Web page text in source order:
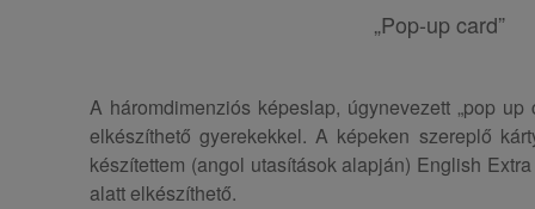
„Pop-up card”
A háromdimenziós képeslap, úgynevezett „pop up
elkészíthető gyerekekkel. A képeken szereplő
készítettem (angol utasítások alapján) English
alatt elkészíthető.